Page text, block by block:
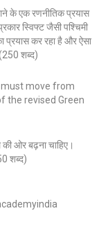
के एक रणनीतिक प्रयास
स्विफ्ट जैसी पश्चिमी
प्रयास कर रहा है और ऐसा
शब्द)
must move from
the revised Green
की ओर बढ़ना चाहिए।
शब्द)